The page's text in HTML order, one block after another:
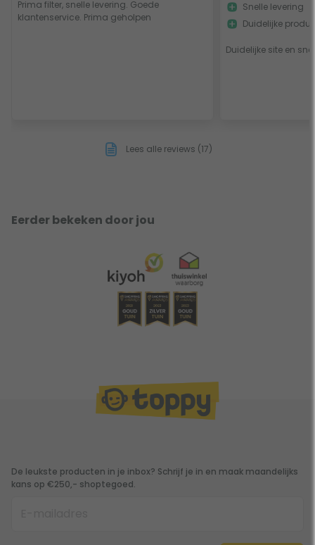
Prima filter, snelle levering. Goede
klantenservice. Prima geholpen
Duidelijke site en
Snelle levering
Duidelijke
Lees alle reviews (17)
Eerder bekeken door jou
De leukste producten in je inbox? Schrijf je in en maak maandelijks
kans op €250,- shoptegoed.